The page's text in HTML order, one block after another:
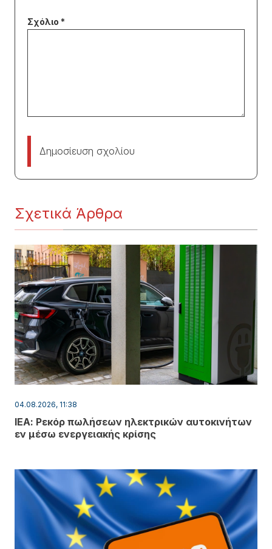
Δημοσίευση σχολίου
Σχετικά Άρθρα
04.08.2026, 11:38
ΙΕΑ: Ρεκόρ πωλήσεων ηλεκτρικών αυτοκινήτων
εν μέσω ενεργειακής κρίσης